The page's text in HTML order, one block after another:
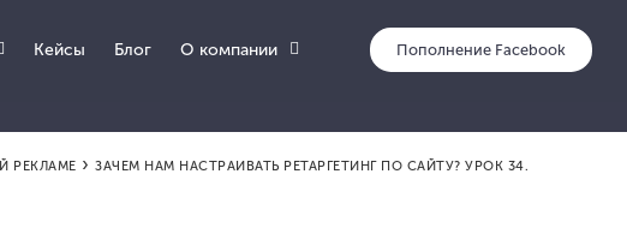
Кейсы Блог О компании
РЕКЛАМЕ › ЗАЧЕМ НАМ НАСТРАИВАТЬ РЕТАРГЕТИНГ ПО САЙТУ? УРОК 34.